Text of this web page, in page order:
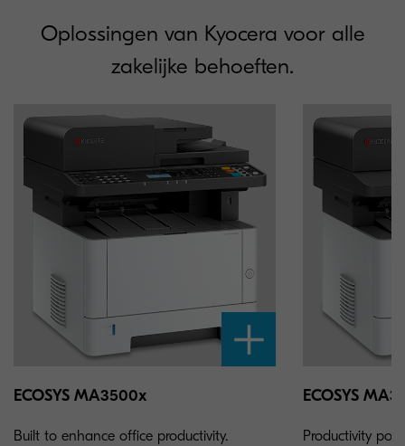
Oplossingen van Kyocera voor alle
zakelijke behoeften.
ECOSYS MA3500x
Built to enhance office productivity.
ECOSYS
Productivity